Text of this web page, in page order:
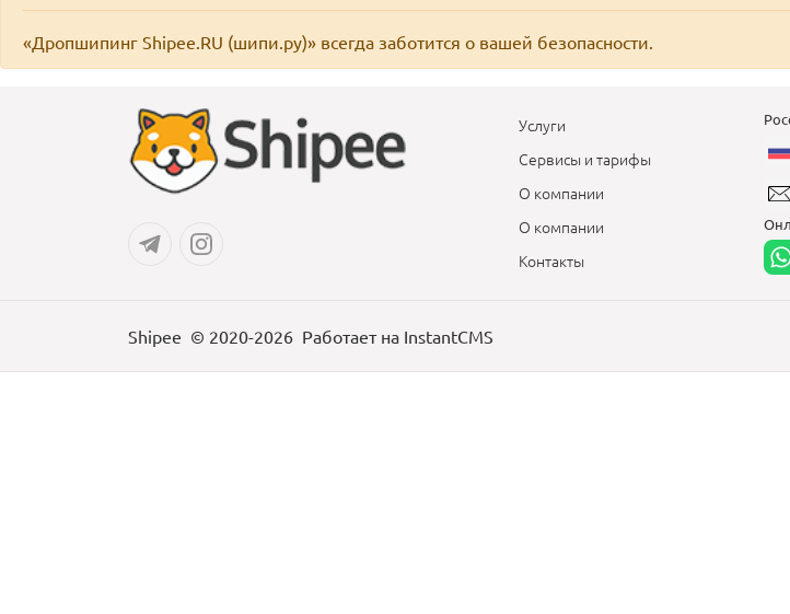
«Дропшипинг Shipee.RU (шипи.ру)» всегда заботится о вашей безопасности.
Услуги
Сервисы и тарифы
О компании
О компании
Контакты
Shipee © 2020-2026 Работает на InstantCMS